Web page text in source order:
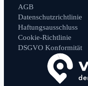
AGB
Datenschutzrichtlinie
Haftungsausschluss
Cookie-Richtlinie
DSGVO Konformität